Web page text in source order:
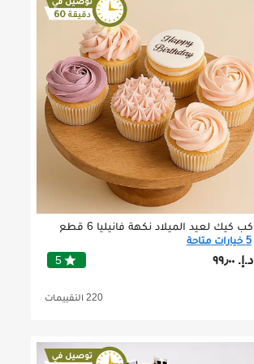
كب كيك لعيد الميلاد نكهة فانيليا 6 قطع
5 خيارات متاحة
د.إ.‏ ٩٩٫٠٠ 5star
220 التقييمات